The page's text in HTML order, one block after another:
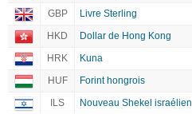
GBP
Livre Sterling
HKD
Dollar de Hong Kong
HRK
Kuna
HUF
Forint hongrois
ILS
Nouveau Shekel israélien